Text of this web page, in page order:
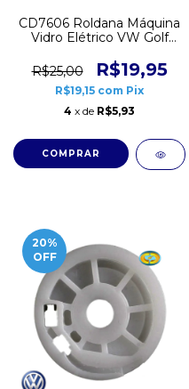
CD7606 Roldana Máquina
Vidro Elétrico VW Golf
R$25,00
R$19,95
R$19,15 com Pix
4 x de R$5,93
20%
OFF